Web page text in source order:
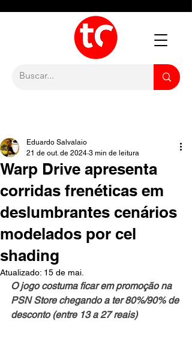
Warp Drive apresenta
corridas frenéticas em
deslumbrantes cenários
modelados por cel
shading
Eduardo Salvalaio
21 de out. de 2024 3 min de leitura
Atualizado: 15 de mai.
O jogo costuma ficar em promoção na
PSN Store chegando a ter 80%/90% de
desconto (entre 13 a 27 reais)